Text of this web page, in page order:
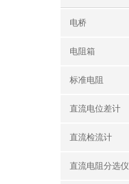
电桥
电阻箱
标准电阻
直流电位差计
直流检流计
直流电阻分选仪